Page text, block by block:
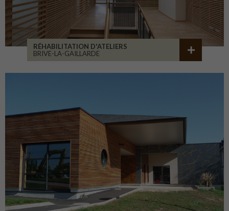
RÉHABILITATION D'ATELIERS
BRIVE-LA-GAILLARDE